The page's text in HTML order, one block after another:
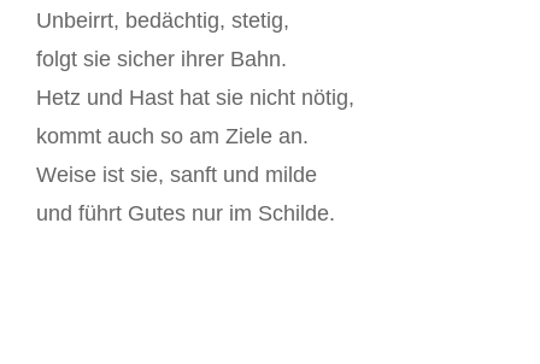
Unbeirrt, bedächtig, stetig,
folgt sie sicher ihrer Bahn.
Hetz und Hast hat sie nicht nötig,
kommt auch so am Ziele an.
Weise ist sie, sanft und milde
und führt Gutes nur im Schilde.